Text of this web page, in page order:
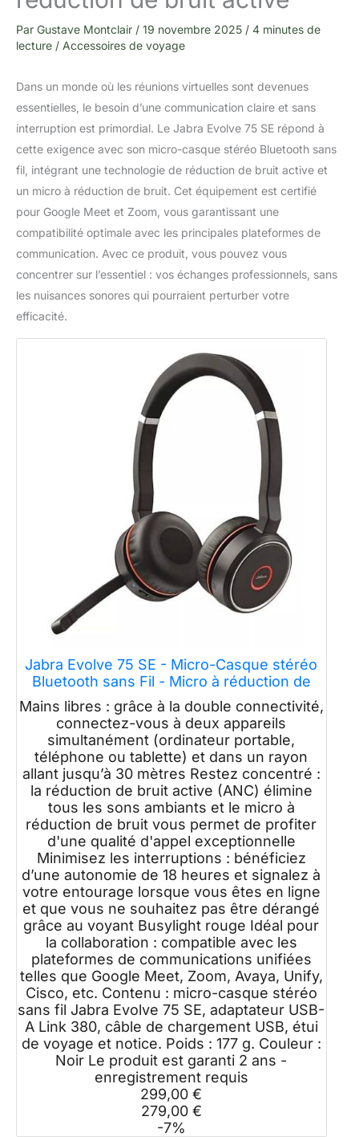
Par Gustave Montclair / 19 novembre 2025 / 4 minutes de
lecture / Accessoires de voyage
Dans un monde où les réunions virtuelles sont devenues
essentielles, le besoin d’une communication claire et sans
interruption est primordial. Le Jabra Evolve 75 SE répond à
cette exigence avec son micro-casque stéréo Bluetooth sans
fil, intégrant une technologie de réduction de bruit active et
un micro à réduction de bruit. Cet équipement est certifié
pour Google Meet et Zoom, vous garantissant une
compatibilité optimale avec les principales plateformes de
communication. Avec ce produit, vous pouvez vous
concentrer sur l’essentiel : vos échanges professionnels, sans
les nuisances sonores qui pourraient perturber votre
efficacité.
Jabra Evolve 75 SE - Micro-Casque stéréo
Bluetooth sans Fil - Micro à réduction de
Bruit et réduction de Bruit Active - Certifié
Google Meet & Zoom, Fonctionne avec Les
principales Plateformes - Noir
Mains libres : grâce à la double connectivité,
connectez-vous à deux appareils
simultanément (ordinateur portable,
téléphone ou tablette) et dans un rayon
allant jusqu’à 30 mètres Restez concentré :
la réduction de bruit active (ANC) élimine
tous les sons ambiants et le micro à
réduction de bruit vous permet de profiter
d'une qualité d'appel exceptionnelle
Minimisez les interruptions : bénéficiez
d’une autonomie de 18 heures et signalez à
votre entourage lorsque vous êtes en ligne
et que vous ne souhaitez pas être dérangé
grâce au voyant Busylight rouge Idéal pour
la collaboration : compatible avec les
plateformes de communications unifiées
telles que Google Meet, Zoom, Avaya, Unify,
Cisco, etc. Contenu : micro-casque stéréo
sans fil Jabra Evolve 75 SE, adaptateur USB-
A Link 380, câble de chargement USB, étui
de voyage et notice. Poids : 177 g. Couleur :
Noir Le produit est garanti 2 ans -
enregistrement requis
299,00 €
279,00 €
-7%